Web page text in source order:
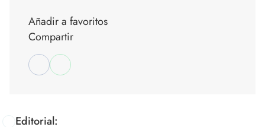
Editorial:
Añadir a favoritos
Compartir